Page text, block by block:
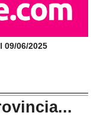
09/06/2025